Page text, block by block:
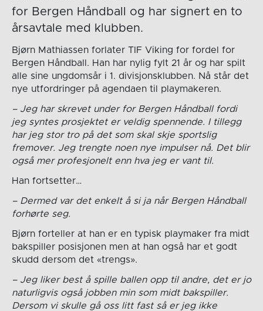
for Bergen Håndball og har signert en to
årsavtale med klubben.
Bjørn Mathiassen forlater TIF Viking for fordel for
Bergen Håndball. Han har nylig fylt 21 år og har spilt
alle sine ungdomsår i 1. divisjonsklubben. Nå står det
nye utfordringer på agendaen til playmakeren.
– Jeg har skrevet under for Bergen Håndball fordi
jeg syntes prosjektet er veldig spennende. I tillegg
har jeg stor tro på det som skal skje sportslig
fremover. Jeg trengte noen nye impulser nå. Det blir
også mer profesjonelt enn hva jeg er vant til.
Han fortsetter…
– Dermed var det enkelt å si ja når Bergen Håndball
forhørte seg.
Bjørn forteller at han er en typisk playmaker fra midt
bakspiller posisjonen men at han også har et godt
skudd dersom det «trengs».
– Jeg liker best å spille ballen opp til andre, det er jo
naturligvis også jobben min som midt bakspiller.
Dersom vi skulle gå oss litt fast så er jeg ikke